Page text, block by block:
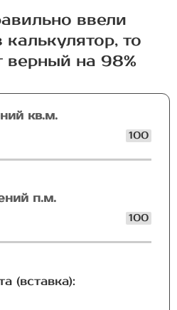
ввели
то
верный на 98%
кв.м.
100
п.м.
100
(вставка):